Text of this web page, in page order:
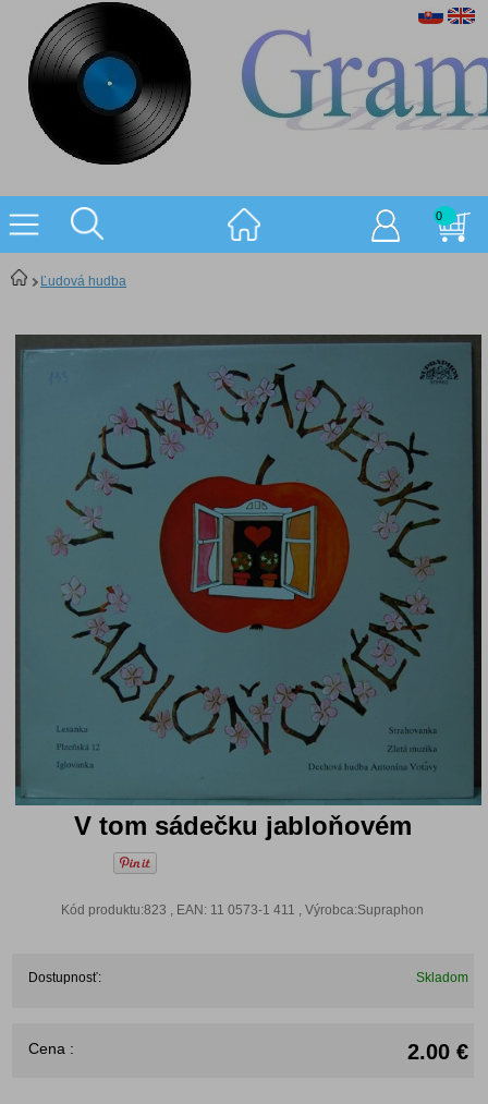
0
Ľudová hudba
V tom sádečku jabloňovém
Kód produktu:823 , EAN: 11 0573-1 411 , Výrobca:Supraphon
Dostupnosť: Skladom
Cena : 2.00 €